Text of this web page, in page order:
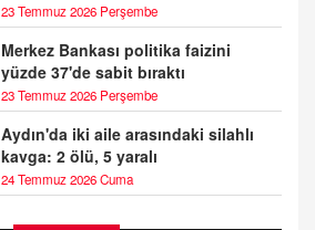
23 Temmuz 2026 Perşembe
Merkez Bankası politika faizini
yüzde 37'de sabit bıraktı
23 Temmuz 2026 Perşembe
Aydın'da iki aile arasındaki silahlı
kavga: 2 ölü, 5 yaralı
24 Temmuz 2026 Cuma